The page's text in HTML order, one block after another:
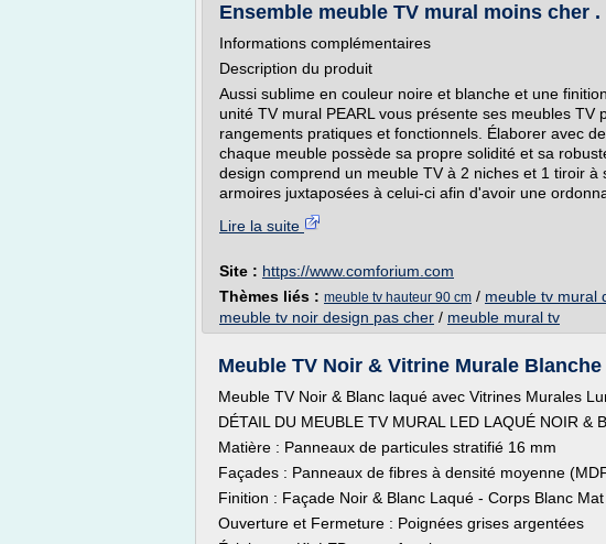
Ensemble meuble TV mural moins cher
Informations complémentaires
Description du produit
Aussi sublime en couleur noire et blanche et une
unité TV mural PEARL vous présente ses meubles TV
rangements pratiques et fonctionnels. Élaborer avec
chaque meuble possède sa propre solidité et sa
design comprend un meuble TV à 2 niches et 1 tiroir à
armoires juxtaposées à celui-ci afin d'avoir une
Lire la suite
Site : https://www.comforium.com
Thèmes liés : meuble tv hauteur 90 cm / meuble tv mural
meuble tv noir design pas cher / meuble mural tv
Meuble TV Noir & Vitrine Murale
Meuble TV Noir & Blanc laqué avec Vitrines Murales
DÉTAIL DU MEUBLE TV MURAL LED LAQUÉ NOIR &
Matière : Panneaux de particules stratifié 16 mm
Façades : Panneaux de fibres à densité moyenne
Finition : Façade Noir & Blanc Laqué - Corps Blanc
Ouverture et Fermeture : Poignées grises argentées